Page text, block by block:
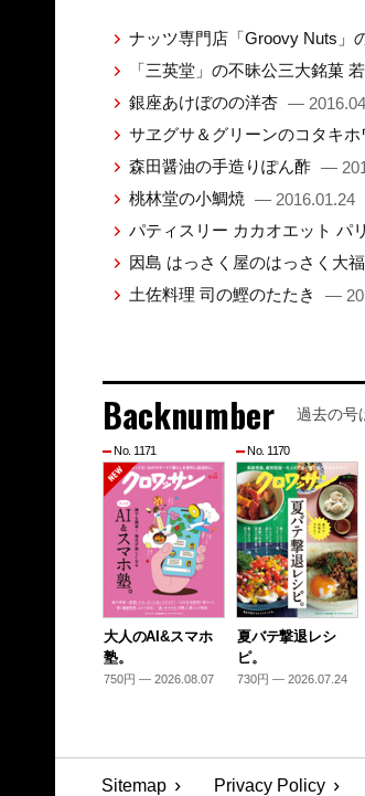
ナッツ専門店「Groovy Nuts」
「三英堂」の不昧公三大銘菓
銀座あけぼのの洋杏 —
サヱグサ＆グリーンのコタキホ
森田醤油の手造りぽん酢 —
桃林堂の小鯛焼 — 2016.01.24
パティスリー カカオエット パ
因島 はっさく屋のはっさく大福
土佐料理 司の鰹のたたき
—
Backnumber 過去の号
No. 1171
大人のAI&スマホ
塾。
750円 — 2026.08.07
No. 1170
夏バテ撃退レシ
ピ。
730円 — 2026.07.24
Sitemap Privacy Policy